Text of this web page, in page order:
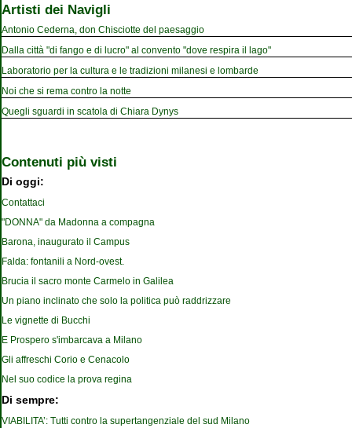
Artisti dei Navigli
Antonio Cederna, don Chisciotte del paesaggio
Dalla città "di fango e di lucro" al convento "dove respira il lago"
Laboratorio per la cultura e le tradizioni milanesi e lombarde
Noi che si rema contro la notte
Quegli sguardi in scatola di Chiara Dynys
Contenuti più visti
Di oggi:
Contattaci
"DONNA" da Madonna a compagna
Barona, inaugurato il Campus
Falda: fontanili a Nord-ovest.
Brucia il sacro monte Carmelo in Galilea
Un piano inclinato che solo la politica può raddrizzare
Le vignette di Bucchi
E Prospero s'imbarcava a Milano
Gli affreschi Corio e Cenacolo
Nel suo codice la prova regina
Di sempre:
VIABILITA’: Tutti contro la supertangenziale del sud Milano